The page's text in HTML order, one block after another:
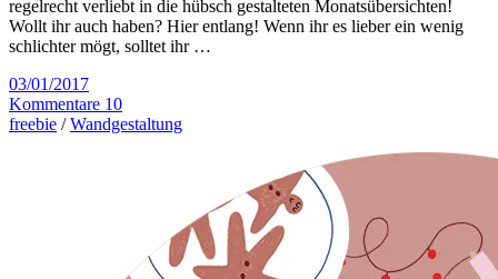
regelrecht verliebt in die hübsch gestalteten Monatsübersichten!
Wollt ihr auch haben? Hier entlang! Wenn ihr es lieber ein wenig
schlichter mögt, solltet ihr …
03/01/2017
Kommentare 10
freebie /Wandgestaltung